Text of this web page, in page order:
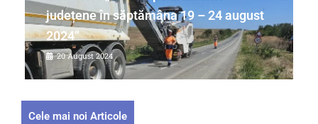
județene în săptămâna 19 – 24 august
2024”
20 August 2024
Cele mai noi Articole